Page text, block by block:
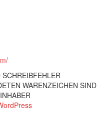
WARENZEICHEN SIND